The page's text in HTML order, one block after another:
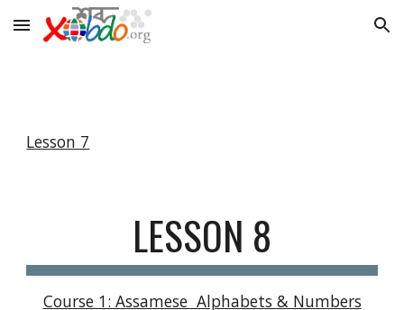
Skip to main content Skip to navigation
Lesson 7
LESSON 8
Course 1: Assamese  Alphabets & Numbers